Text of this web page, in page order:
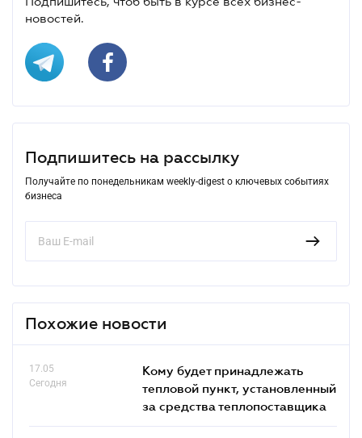
новостей.
Подпишитесь на рассылку
Получайте по понедельникам weekly-digest о ключевых событиях
бизнеса
Похожие новости
17.05
Сегодня
Кому будет принадлежать
тепловой пункт, установленный
за средства теплопоставщика